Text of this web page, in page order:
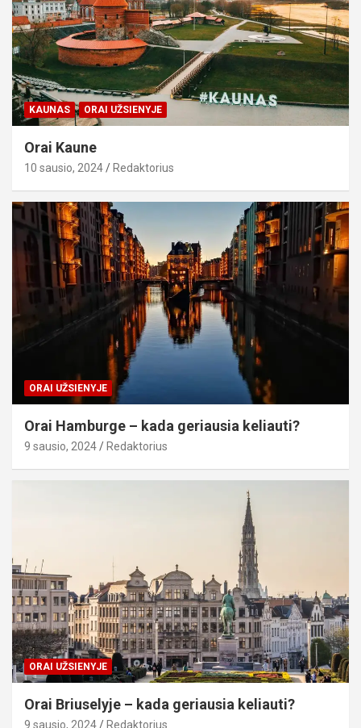
KAUNAS ORAI UŽSIENYJE
Orai Kaune
10 sausio, 2024 Redaktorius
ORAI UŽSIENYJE
Orai Hamburge – kada geriausia keliauti?
9 sausio, 2024 Redaktorius
ORAI UŽSIENYJE
Orai Briuselyje – kada geriausia keliauti?
9 sausio, 2024 Redaktorius